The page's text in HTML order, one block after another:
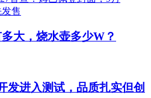
大，烧水壶多少W？
发进入测试，品质扎实但创